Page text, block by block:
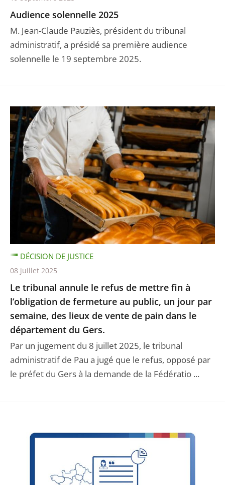
Audience solennelle 2025
M. Jean-Claude Pauziès, président du tribunal
administratif, a présidé sa première audience
solennelle le 19 septembre 2025.
Le tribunal annule le refus de mettre fin à
l’obligation de fermeture au public, un jour par
semaine, des lieux de vente de pain dans le
département du Gers.
Par un jugement du 8 juillet 2025, le tribunal
administratif de Pau a jugé que le refus, opposé par
le préfet du Gers à la demande de la Fédératio ...
DÉCISION DE JUSTICE
08 juillet 2025